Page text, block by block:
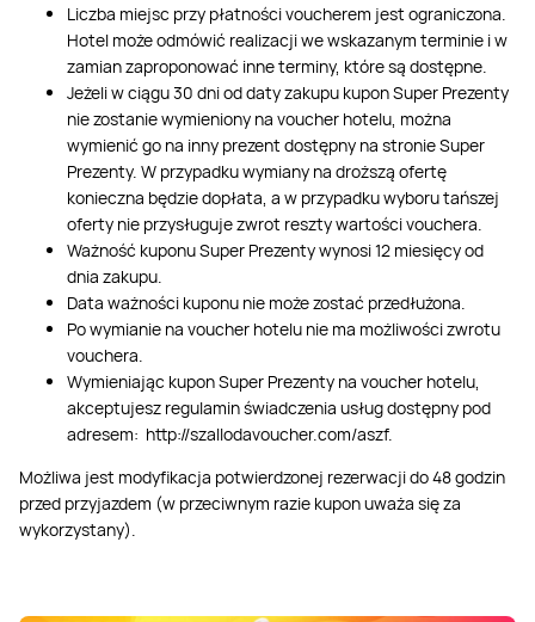
Liczba miejsc przy płatności voucherem jest ograniczona.
Hotel może odmówić realizacji we wskazanym terminie i w
zamian zaproponować inne terminy, które są dostępne.
Jeżeli w ciągu 30 dni od daty zakupu kupon Super Prezenty
nie zostanie wymieniony na voucher hotelu, można
wymienić go na inny prezent dostępny na stronie Super
Prezenty. W przypadku wymiany na droższą ofertę
konieczna będzie dopłata, a w przypadku wyboru tańszej
oferty nie przysługuje zwrot reszty wartości vouchera.
Ważność kuponu Super Prezenty wynosi 12 miesięcy od
dnia zakupu.
Data ważności kuponu nie może zostać przedłużona.
Po wymianie na voucher hotelu nie ma możliwości zwrotu
vouchera.
Wymieniając kupon Super Prezenty na voucher hotelu,
akceptujesz regulamin świadczenia usług dostępny pod
adresem: http://szallodavoucher.com/aszf.
Możliwa jest modyfikacja potwierdzonej rezerwacji do 48 godzin
przed przyjazdem (w przeciwnym razie kupon uważa się za
wykorzystany).